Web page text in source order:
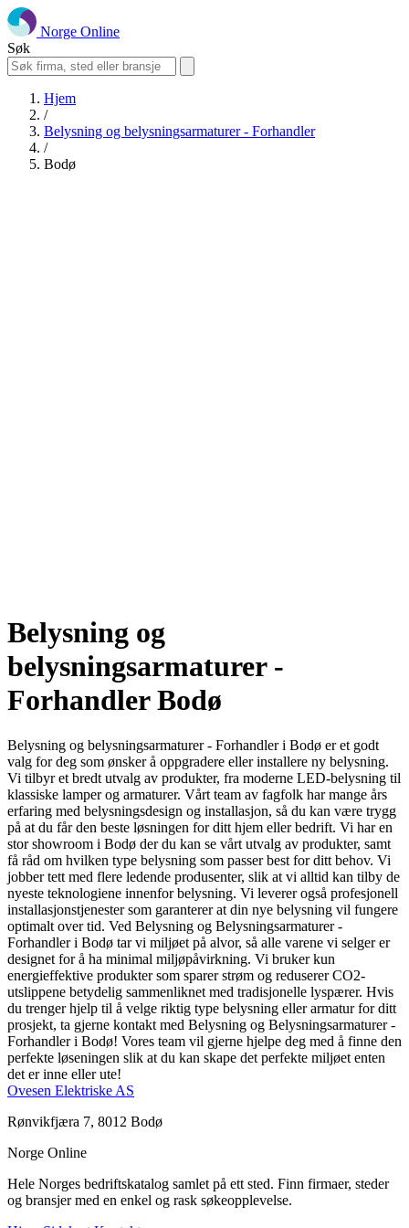
Norge Online
Søk
Hjem
/
Belysning og belysningsarmaturer - Forhandler
/
Bodø
Belysning og
belysningsarmaturer -
Forhandler Bodø
Belysning og belysningsarmaturer - Forhandler i Bodø er et godt
valg for deg som ønsker å oppgradere eller installere ny belysning.
Vi tilbyr et bredt utvalg av produkter, fra moderne LED-belysning til
klassiske lamper og armaturer. Vårt team av fagfolk har mange års
erfaring med belysningsdesign og installasjon, så du kan være trygg
på at du får den beste løsningen for ditt hjem eller bedrift. Vi har en
stor showroom i Bodø der du kan se vårt utvalg av produkter, samt
få råd om hvilken type belysning som passer best for ditt behov. Vi
jobber tett med flere ledende produsenter, slik at vi alltid kan tilby de
nyeste teknologiene innenfor belysning. Vi leverer også profesjonell
installasjonstjenester som garanterer at din nye belysning vil fungere
optimalt over tid. Ved Belysning og Belysningsarmaturer -
Forhandler i Bodø tar vi miljøet på alvor, så alle varene vi selger er
designet for å ha minimal miljøpåvirkning. Vi bruker kun
energieffektive produkter som sparer strøm og reduserer CO2-
utslippene betydelig sammenliknet med tradisjonelle lyspærer. Hvis
du trenger hjelp til å velge riktig type belysning eller armatur for ditt
prosjekt, ta gjerne kontakt med Belysning og Belysningsarmaturer -
Forhandler i Bodø! Vores team vil gjerne hjelpe deg med å finne den
perfekte løseningen slik at du kan skape det perfekte miljøet enten
det er inne eller ute!
Ovesen Elektriske AS
Rønvikfjæra 7, 8012 Bodø
Norge Online
Hele Norges bedriftskatalog samlet på ett sted. Finn firmaer, steder
og bransjer med en enkel og rask søkeopplevelse.